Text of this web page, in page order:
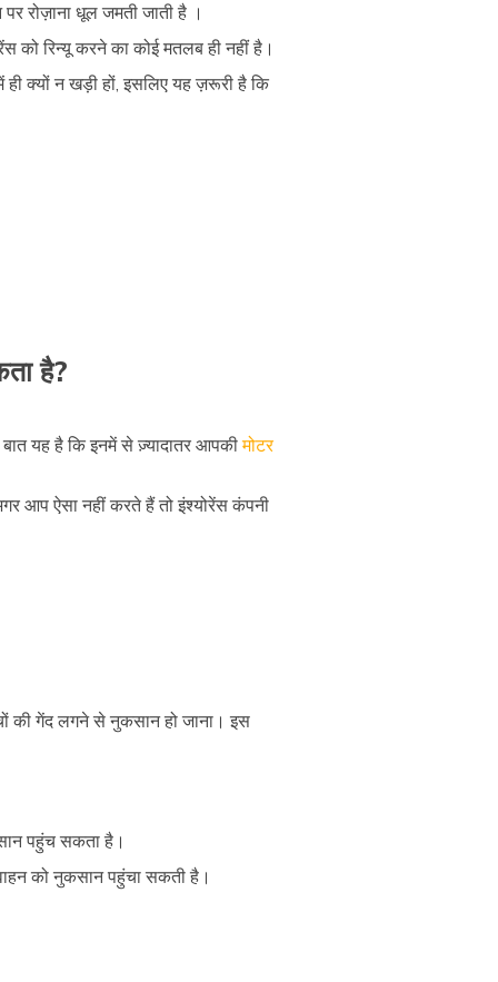
रोज़ाना धूल जमती जाती है ।
को रिन्यू करने का कोई मतलब ही नहीं है।
क्यों न खड़ी हों, इसलिए यह ज़रूरी है कि
है?
यह है कि इनमें से ज़्यादातर आपकीमोटर
आप ऐसा नहीं करते हैं तो इंश्योरेंस कंपनी
की गेंद लगने से नुकसान हो जाना। इस
पहुंच सकता है।
को नुकसान पहुंचा सकती है।